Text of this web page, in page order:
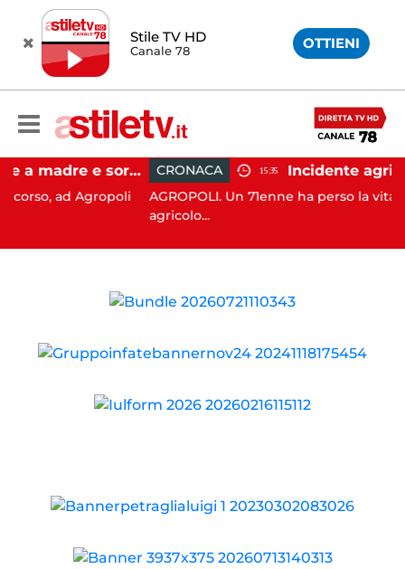
Stile TV HD
Canale 78 OTTIENI
Agropoli, botte a madre e sorella per ottenere denaro: 31enne in carcere
ad Agropoli
CRONACA 15:35
AGROPOLI. Un 71enne ha perso la vita in un
agricolo...